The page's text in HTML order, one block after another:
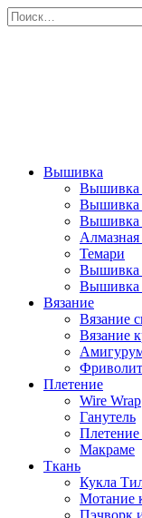
Перейти
к
Search
for:
Вышивка
Вышивка
Вышивка
Вышивка
Темари
Вышивка
Вышивка
Вязание
Вязание
Вязание
Плетение
Wire Wrap
Ганутель
Макраме
Ткань
Кукла
Мотание
Пэчворк